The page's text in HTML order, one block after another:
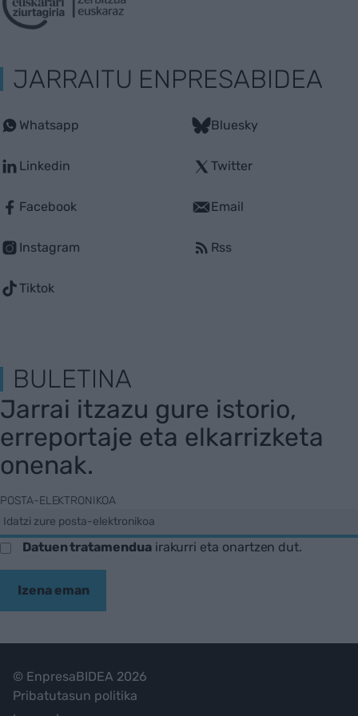
JARRAITU ENPRESABIDEA
Whatsapp
Linkedin
Facebook
Instagram
Tiktok
Bluesky
Twitter
Email
Rss
BULETINA
Jarrai itzazu gure istorio,
erreportaje eta elkarrizketa
onenak.
POSTA-ELEKTRONIKOA
Datuen tratamenduairakurri eta onartzen dut.
Izena eman
© EnpresaBIDEA 2026
Pribatutasun politika